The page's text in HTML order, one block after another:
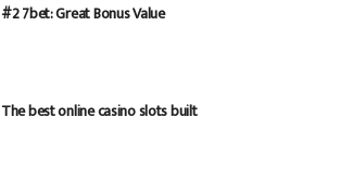
#2 7bet: Great Bonus Value
The best online casino slots built